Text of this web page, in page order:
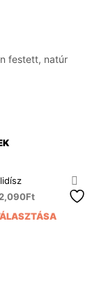
festett, natúr
2,090Ft